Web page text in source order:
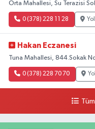
Orta Mahallesi, Su Terazisi
0 (378) 228 11 28
Hakan Eczanesi
Tuna Mahallesi, 844.Sokak
0 (378) 228 70 70